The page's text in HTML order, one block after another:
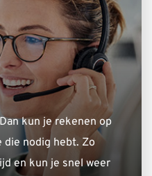
kun je rekenen op
die nodig hebt. Zo
en kun je snel weer